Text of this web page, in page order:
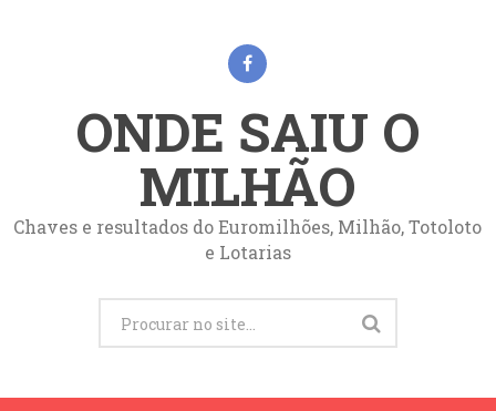
ONDE SAIU O
MILHÃO
Chaves e resultados do Euromilhões, Milhão, Totoloto
e Lotarias